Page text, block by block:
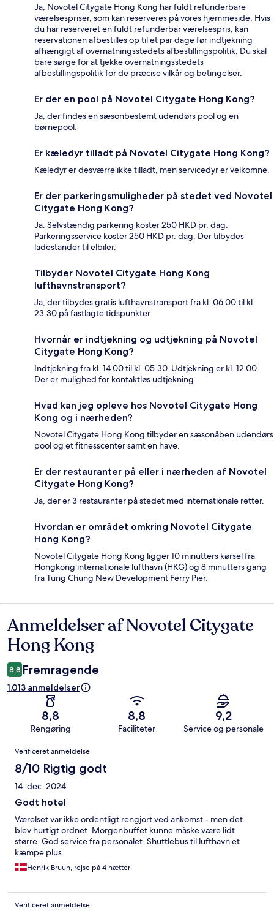
Ja, Novotel Citygate Hong Kong har fuldt refunderbare
værelsespriser, som kan reserveres på vores hjemmeside. Hvis
du har reserveret en fuldt refunderbar værelsespris, kan
reservationen afbestilles op til et par dage før indtjekning
afhængigt af overnatningsstedets afbestillingspolitik. Du skal
bare sørge for at tjekke overnatningsstedets
afbestillingspolitik for de præcise vilkår og betingelser.
Er der en pool på Novotel Citygate Hong Kong?
Ja, der findes en sæsonbestemt udendørs pool og en
børnepool.
Er kæledyr tilladt på Novotel Citygate Hong Kong?
Kæledyr er desværre ikke tilladt, men servicedyr er velkomne.
Er der parkeringsmuligheder på stedet ved Novotel
Citygate Hong Kong?
Ja. Selvstændig parkering koster 250 HKD pr. dag.
Parkeringsservice koster 250 HKD pr. dag. Der tilbydes
ladestander til elbiler.
Tilbyder Novotel Citygate Hong Kong
lufthavnstransport?
Ja, der tilbydes gratis lufthavnstransport fra kl. 06.00 til kl.
23.30 på fastlagte tidspunkter.
Hvornår er indtjekning og udtjekning på Novotel
Citygate Hong Kong?
Indtjekning fra kl. 14.00 til kl. 05.30. Udtjekning er kl. 12.00.
Der er mulighed for kontaktløs udtjekning.
Hvad kan jeg opleve hos Novotel Citygate Hong
Kong og i nærheden?
Novotel Citygate Hong Kong tilbyder en sæsonåben udendørs
pool og et fitnesscenter samt en have.
Er der restauranter på eller i nærheden af Novotel
Citygate Hong Kong?
Ja, der er 3 restauranter på stedet med internationale retter.
Hvordan er området omkring Novotel Citygate
Hong Kong?
Novotel Citygate Hong Kong ligger 10 minutters kørsel fra
Hongkong internationale lufthavn (HKG) og 8 minutters gang
fra Tung Chung New Development Ferry Pier.
Anmeldelser
Anmeldelser af Novotel Citygate
Hong Kong
8,8 Fremragende
1.013 anmeldelser
8,8
Rengøring
8,8
Faciliteter
9,2
Service og personale
Anmeldelser
Verificeret anmeldelse
8/10 Rigtig godt
14. dec. 2024
Godt hotel
Værelset var ikke ordentligt rengjort ved ankomst - men det
blev hurtigt ordnet. Morgenbuffet kunne måske være lidt
større. God service fra personalet. Shuttlebus til lufthavn et
kæmpe plus.
Henrik Bruun, rejse på 4 nætter
Verificeret anmeldelse